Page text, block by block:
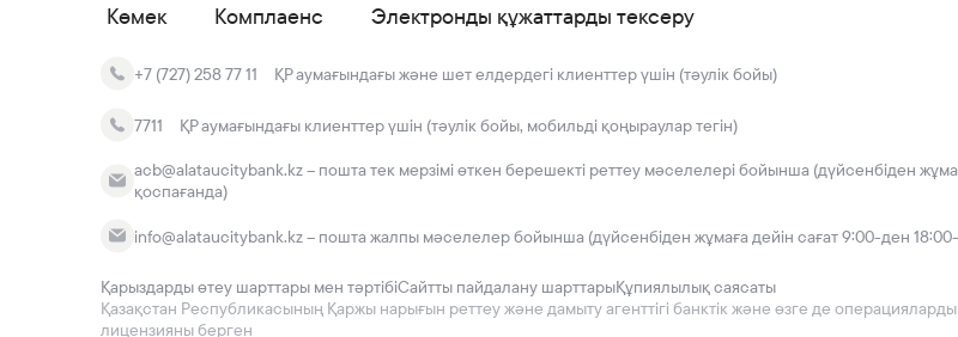
Көмек
Комплаенс Электронды құжаттарды тексеру
+7 (727) 258 77 11 ҚР аумағындағы және шет елдердегі клиенттер үшін (тәулік бойы)
7711 ҚР аумағындағы клиенттер үшін (тәулік бойы, мобильді қоңыраулар тегін)
acb@alataucitybank.kz – пошта тек мерзімі өткен берешекті реттеу мәселелері бойынша (дүйсенбіден
қоспағанда)
info@alataucitybank.kz – пошта жалпы мәселелер бойынша (дүйсенбіден жұмаға дейін сағат 9:00-ден
Қазақстан Республикасының Қаржы нарығын реттеу және дамыту агенттігі банктік және өзге де
лицензияны берген
Қарыздарды өтеу шарттары мен тәртібіСайтты пайдалану шарттарыҚұпиялылық саясаты